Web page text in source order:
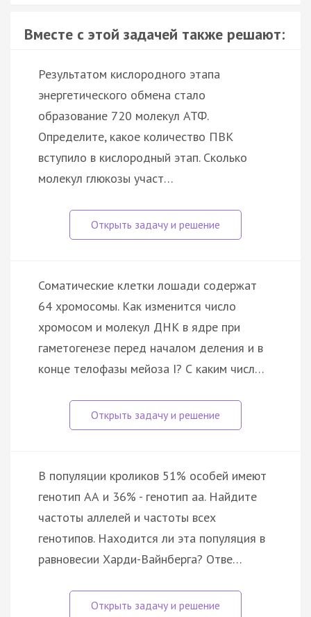
Вместе с этой задачей также решают:
Результатом кислородного этапа
энергетического обмена стало
образование 720 молекул АТФ.
Определите, какое количество ПВК
вступило в кислородный этап. Сколько
молекул глюкозы участ…
Соматические клетки лошади содержат
64 хромосомы. Как изменится число
хромосом и молекул ДНК в ядре при
гаметогенезе перед началом деления и в
конце телофазы мейоза I? С каким числ…
В популяции кроликов 51% особей имеют
генотип АА и 36% - генотип аа. Найдите
частоты аллелей и частоты всех
генотипов. Находится ли эта популяция в
равновесии Харди-Вайнберга? Отве…